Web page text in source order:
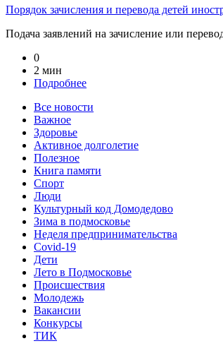
Порядок зачисления и перевода детей
Подача заявлений на зачисление или
0
2 мин
Подробнее
Все новости
Важное
Здоровье
Активное долголетие
Полезное
Книга памяти
Спорт
Люди
Культурный код Домодедово
Зима в подмосковье
Неделя предпринимательства
Covid-19
Дети
Лето в Подмосковье
Происшествия
Молодежь
Вакансии
Конкурсы
ТИК